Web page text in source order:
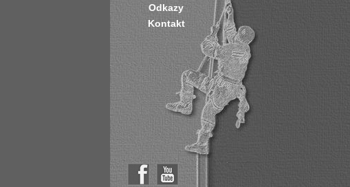
Odkazy
Kontakt